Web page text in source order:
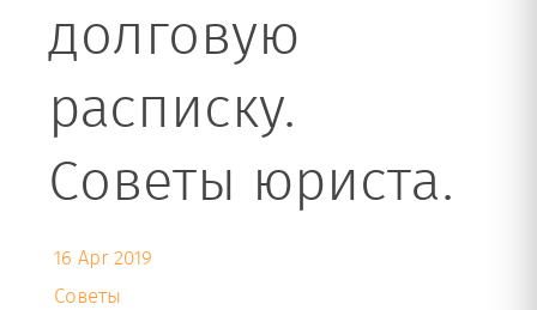
долговую
расписку.
Советы юриста.
16 Apr 2019
Советы